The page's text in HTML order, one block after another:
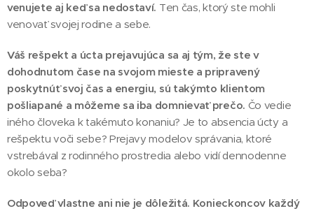
venujete aj keď sa nedostaví. Ten čas, ktorý ste mohli
venovať svojej rodine a sebe.
Váš rešpekt a úcta prejavujúca sa aj tým, že ste v
dohodnutom čase na svojom mieste a pripravený
poskytnúť svoj čas a energiu, sú takýmto klientom
pošliapané a môžeme sa iba domnievať prečo. Čo vedie
iného človeka k takémuto konaniu? Je to absencia úcty a
rešpektu voči sebe? Prejavy modelov správania, ktoré
vstrebával z rodinného prostredia alebo vidí dennodenne
okolo seba?
Odpoveď vlastne ani nie je dôležitá. Konieckoncov každý